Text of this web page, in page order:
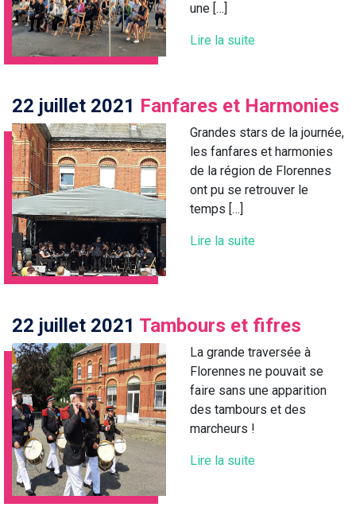
une […]
Lire la suite
22 juillet 2021 Fanfares et Harmonies
Grandes stars de la journée,
les fanfares et harmonies
de la région de Florennes
ont pu se retrouver le
temps […]
Lire la suite
22 juillet 2021 Tambours et fifres
La grande traversée à
Florennes ne pouvait se
faire sans une apparition
des tambours et des
marcheurs !
Lire la suite